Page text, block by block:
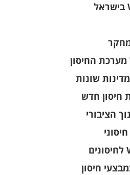
החיסון
שונות
חיסון חדש
הציבורי
חיסון